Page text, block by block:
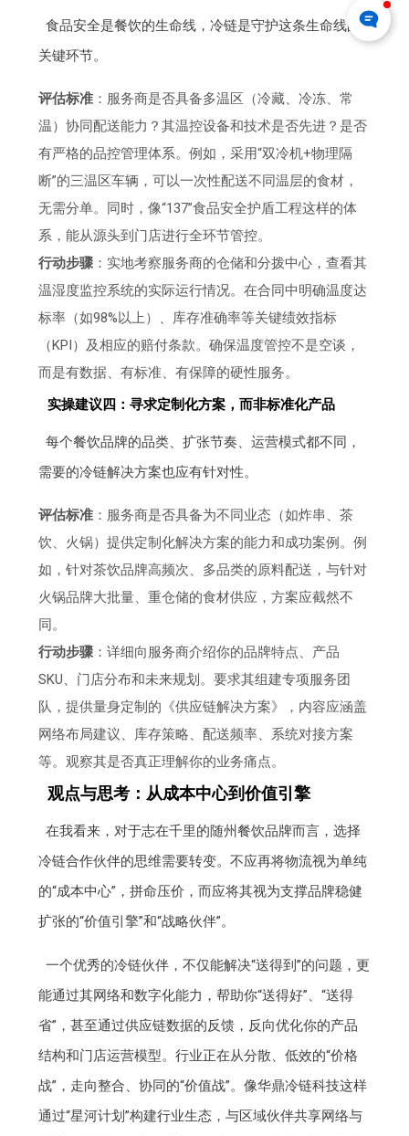
食品安全是餐饮的生命线，冷链是守护这条生命线的
关键环节。
评估标准 ：服务商是否具备多温区（冷藏、冷冻、常
温）协同配送能力？其温控设备和技术是否先进？是否
有严格的品控管理体系。例如，采用“双冷机+物理隔
断”的三温区车辆，可以一次性配送不同温层的食材，
无需分单。同时，像“137”食品安全护盾工程这样的体
系，能从源头到门店进行全环节管控。
行动步骤 ：实地考察服务商的仓储和分拨中心，查看其
温湿度监控系统的实际运行情况。在合同中明确温度达
标率（如98%以上）、库存准确率等关键绩效指标
（KPI）及相应的赔付条款。确保温度管控不是空谈，
而是有数据、有标准、有保障的硬性服务。
实操建议四：寻求定制化方案，而非标准化产品
每个餐饮品牌的品类、扩张节奏、运营模式都不同，
需要的冷链解决方案也应有针对性。
评估标准 ：服务商是否具备为不同业态（如炸串、茶
饮、火锅）提供定制化解决方案的能力和成功案例。例
如，针对茶饮品牌高频次、多品类的原料配送，与针对
火锅品牌大批量、重仓储的食材供应，方案应截然不
同。
行动步骤 ：详细向服务商介绍你的品牌特点、产品
SKU、门店分布和未来规划。要求其组建专项服务团
队，提供量身定制的《供应链解决方案》，内容应涵盖
网络布局建议、库存策略、配送频率、系统对接方案
等。观察其是否真正理解你的业务痛点。
观点与思考：从成本中心到价值引擎
在我看来，对于志在千里的随州餐饮品牌而言，选择
冷链合作伙伴的思维需要转变。不应再将物流视为单纯
的“成本中心”，拼命压价，而应将其视为支撑品牌稳健
扩张的“价值引擎”和“战略伙伴”。
一个优秀的冷链伙伴，不仅能解决“送得到”的问题，更
能通过其网络和数字化能力，帮助你“送得好”、“送得
省”，甚至通过供应链数据的反馈，反向优化你的产品
结构和门店运营模型。行业正在从分散、低效的“价格
战”，走向整合、协同的“价值战”。像华鼎冷链科技这样
通过“星河计划”构建行业生态，与区域伙伴共享网络与